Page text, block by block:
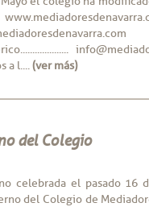
a l....(ver más)
del Colegio
celebrada el pasado 16
del Colegio de